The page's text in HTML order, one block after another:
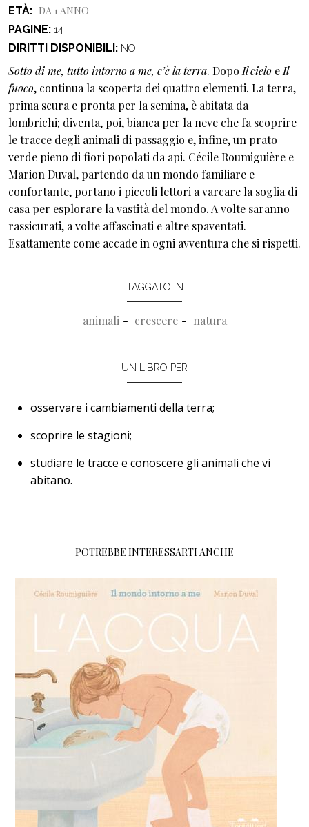
ETÀ
DA 1 ANNO
PAGINE 14
DIRITTI DISPONIBILI NO
Sotto di me, tutto intorno a me, c’è la terra. DopoIl cielo eIl
fuoco, continua la scoperta dei quattro elementi. La terra,
prima scura e pronta per la semina, è abitata da
lombrichi; diventa, poi, bianca per la neve che fa scoprire
le tracce degli animali di passaggio e, infine, un prato
verde pieno di fiori popolati da api. Cécile Roumiguière e
Marion Duval, partendo da un mondo familiare e
confortante, portano i piccoli lettori a varcare la soglia di
casa per esplorare la vastità del mondo. A volte saranno
rassicurati, a volte affascinati e altre spaventati.
Esattamente come accade in ogni avventura che si rispetti.
TAGGATO IN
animali crescere natura
UN LIBRO PER
osservare i cambiamenti della terra;
scoprire le stagioni;
studiare le tracce e conoscere gli animali che vi
abitano.
POTREBBE INTERESSARTI ANCHE